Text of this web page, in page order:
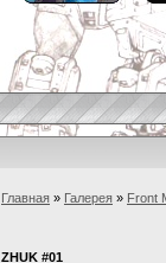
Главная » Галерея » Front
ZHUK #01